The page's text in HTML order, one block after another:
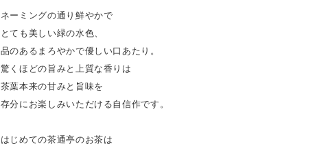
ネーミングの通り鮮やかで
とても美しい緑の水色、
品のあるまろやかで優しい口あたり。
驚くほどの旨みと上質な香りは
茶葉本来の甘みと旨味を
存分にお楽しみいただける自信作です。
はじめての茶通亭のお茶は